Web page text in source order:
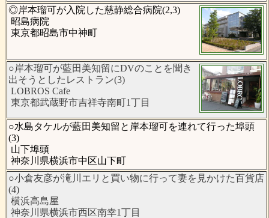
◎岸本瑠可が入院した慈静総合病院(2,3)
昭島病院
東京都昭島市中神町
○岸本瑠可が藍田美知留にDVのことを聞き
出そうとしたレストラン(3)
LOBROS Cafe
東京都武蔵野市吉祥寺南町1丁目
○水島タケルが藍田美知留と岸本瑠可を連れて行った埠頭
(3)
山下埠頭
神奈川県横浜市中区山下町
○小倉友彦が滝川エリと買い物に行って妻を見かけた百貨店
(4)
横浜高島屋
神奈川県横浜市西区南幸1丁目